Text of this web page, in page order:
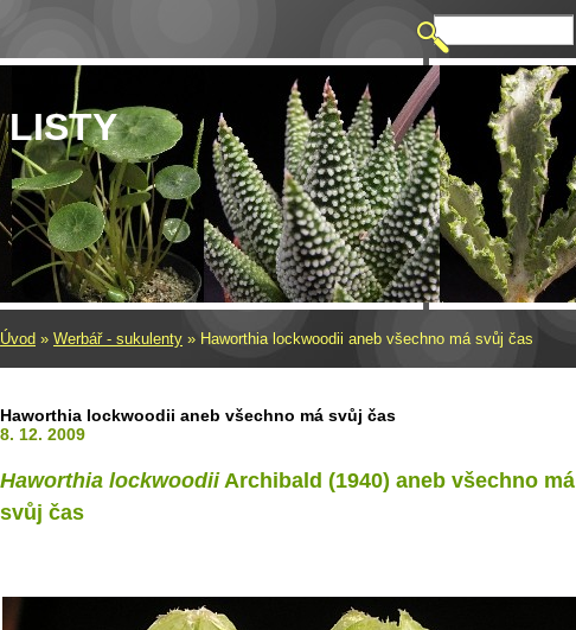
LISTY
Úvod » Werbář - sukulenty » Haworthia lockwoodii aneb všechno má svůj čas
Haworthia lockwoodii aneb všechno má svůj čas
8. 12. 2009
Haworthia lockwoodiiArchibald (1940) aneb všechno má
svůj čas